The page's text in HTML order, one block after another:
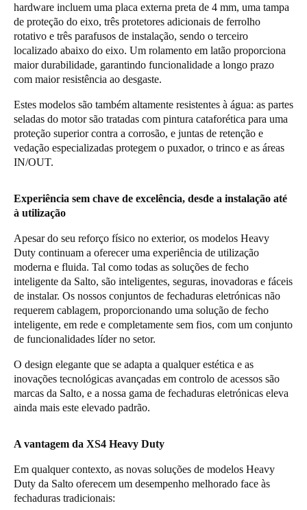
Guardar nova seleção como predefinição
hardware incluem uma placa externa preta de 4 mm, uma tampa
de proteção do eixo, três protetores adicionais de ferrolho
rotativo e três parafusos de instalação, sendo o terceiro
localizado abaixo do eixo. Um rolamento em latão proporciona
maior durabilidade, garantindo funcionalidade a longo prazo
com maior resistência ao desgaste.
Estes modelos são também altamente resistentes à água: as partes
seladas do motor são tratadas com pintura cataforética para uma
proteção superior contra a corrosão, e juntas de retenção e
vedação especializadas protegem o puxador, o trinco e as áreas
IN/OUT.
Experiência sem chave de excelência, desde a instalação até
à utilização
Apesar do seu reforço físico no exterior, os modelos Heavy
Duty continuam a oferecer uma experiência de utilização
moderna e fluida. Tal como todas as soluções de fecho
inteligente da Salto, são inteligentes, seguras, inovadoras e fáceis
de instalar. Os nossos conjuntos de fechaduras eletrónicas não
requerem cablagem, proporcionando uma solução de fecho
inteligente, em rede e completamente sem fios, com um conjunto
de funcionalidades líder no setor.
O design elegante que se adapta a qualquer estética e as
inovações tecnológicas avançadas em controlo de acessos são
marcas da Salto, e a nossa gama de fechaduras eletrónicas eleva
ainda mais este elevado padrão.
A vantagem da XS4 Heavy Duty
Em qualquer contexto, as novas soluções de modelos Heavy
Duty da Salto oferecem um desempenho melhorado face às
fechaduras tradicionais: